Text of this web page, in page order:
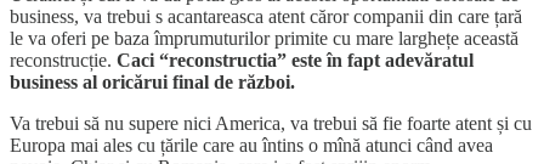
business, va trebui s acantareasca atent căror companii din care țară
le va oferi pe baza împrumuturilor primite cu mare larghețe această
reconstrucție. Caci “reconstructia” este în fapt adevăratul
business al oricărui final de război.
Va trebui să nu supere nici America, va trebui să fie foarte atent și cu
Europa mai ales cu țările care au întins o mînă atunci când avea